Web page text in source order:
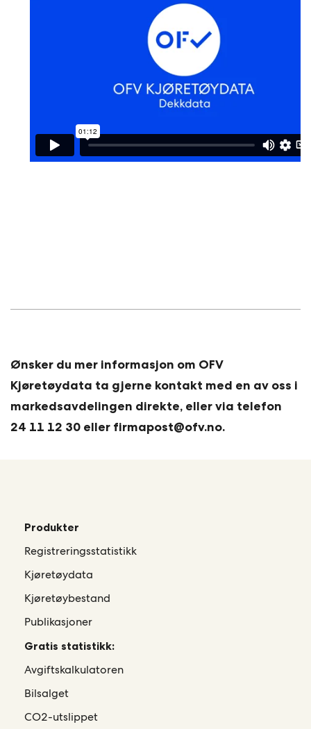
Ønsker du mer informasjon om OFV
Kjøretøydata ta gjerne kontakt med en av oss i
markedsavdelingen direkte, eller via telefon
24 11 12 30 eller firmapost@ofv.no.
Produkter
Registreringsstatistikk
Kjøretøydata
Kjøretøybestand
Publikasjoner
Gratis statistikk:
Avgiftskalkulatoren
Bilsalget
CO2-utslippet